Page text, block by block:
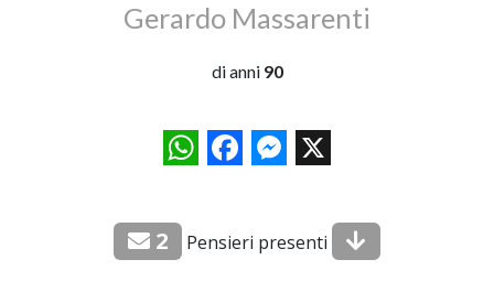
Gerardo Massarenti
di anni 90
WhatsAppFacebookMessenger
X
2 Pensieri presenti